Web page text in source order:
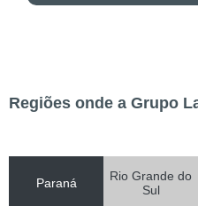
Regiões onde a Grupo
Paraná
Rio Grande do
Sul